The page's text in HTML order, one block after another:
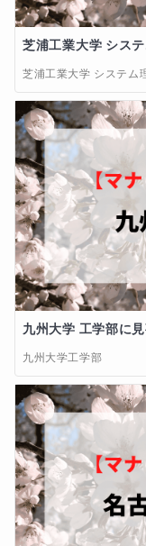
芝浦工業大学 シス
芝浦工業大学 システム
九州大学 工学部に見
九州大学工学部